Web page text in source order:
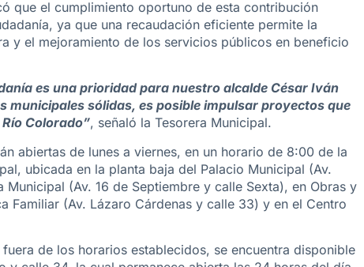
que el cumplimiento oportuno de esta contribución
ya que una recaudación eficiente permite la
y el mejoramiento de los servicios públicos en beneficio
es una prioridad para nuestro alcalde César Iván
municipales sólidas, es posible impulsar proyectos que
Colorado”, señaló la Tesorera Municipal.
abiertas de lunes a viernes, en un horario de 8:00 de la
ubicada en la planta baja del Palacio Municipal (Av.
(Av. 16 de Septiembre y calle Sexta), en Obras y
Familiar (Av. Lázaro Cárdenas y calle 33) y en el Centro
de los horarios establecidos, se encuentra disponible